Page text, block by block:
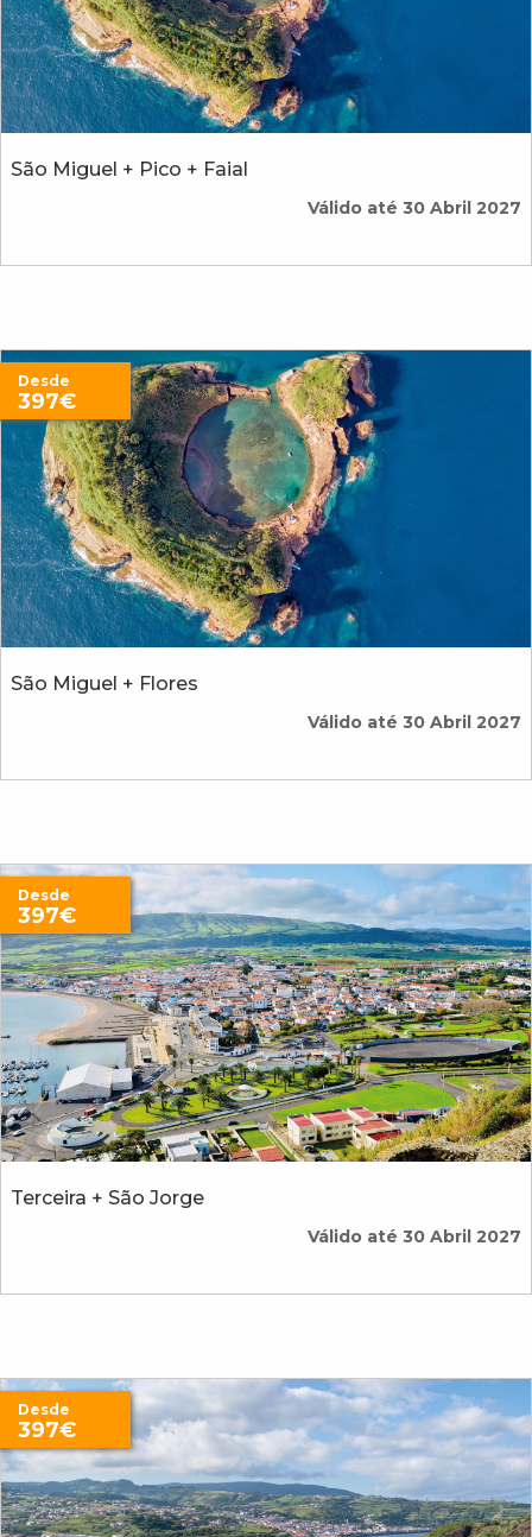
São Miguel + Pico + Faial
Válido até 30 Abril 2027
São Miguel + Flores
Desde
397€
Válido até 30 Abril 2027
Terceira + São Jorge
Desde
397€
Válido até 30 Abril 2027
Desde
397€